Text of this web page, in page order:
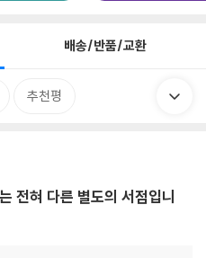
배송/반품/교환
추천평
전혀 다른 별도의 서점입니